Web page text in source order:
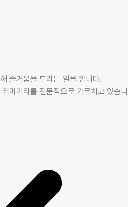
즐거움을 드리는 일을 합니다.
미기타를 전문적으로 가르치고 있습니